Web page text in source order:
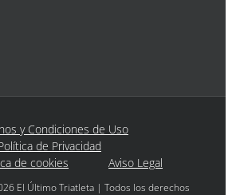
y Condiciones de Uso
de Privacidad
de cookies
Aviso Legal
El Último Triatleta | Todos los derechos